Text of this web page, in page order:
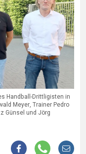
Handball-Drittligisten in
Meyer, Trainer Pedro
Günsel und Jörg